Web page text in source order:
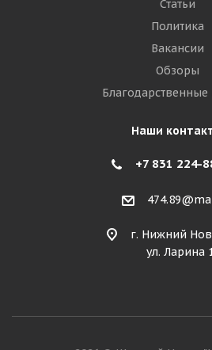
Статьи
Политика
Вакансии
Обзоры
Благодарственные
Наши
+7 831 224-
г. Нижний
ул. Ларина